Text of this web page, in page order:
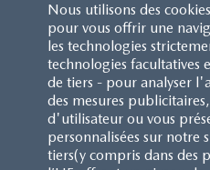
Nous utilisons des
pour vous offrir une
les technologies
technologies facultatives
de tiers - pour analyser
des mesures
d'utilisateur ou vous
personnalisées sur notre
tiers(y compris dans des